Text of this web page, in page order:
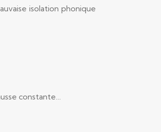
isolation phonique
constante…